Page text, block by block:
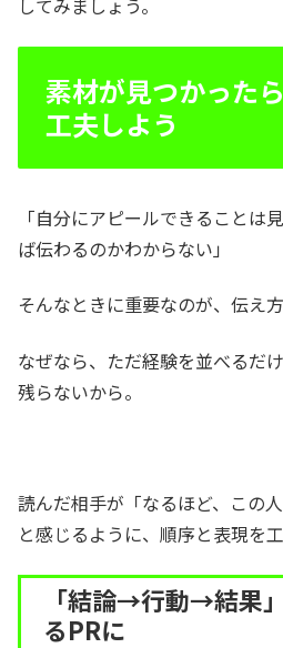
してみましょう。
素材が見つかった
工夫しよう
「自分にアピールできることは
ば伝わるのかわからない」
そんなときに重要なのが、伝え方
なぜなら、ただ経験を並べるだ
残らないから。
読んだ相手が「なるほど、この
と感じるように、順序と表現を
「結論→行動→結果
るPRに